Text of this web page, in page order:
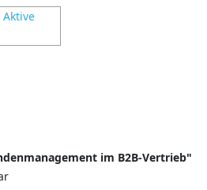
im B2B-Vertrieb"